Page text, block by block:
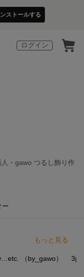
ストールする
ログイン
・gawo つるし飾り作
ー
もっと見る
etc. （by_gawo）